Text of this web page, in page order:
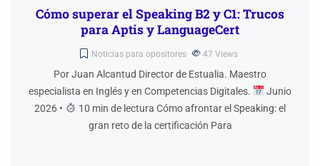
Cómo superar el Speaking B2 y C1: Trucos
para Aptis y LanguageCert
Noticias para opositores 47 Views
Por Juan Alcantud Director de Estualia. Maestro
especialista en Inglés y en Competencias Digitales.
Junio
2026 •
10 min de lectura Cómo afrontar el Speaking: el
gran reto de la certificación Para